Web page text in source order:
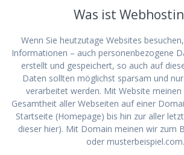
Was ist
Wenn Sie heutzutage Websites
Informationen – auch personenbezogene
erstellt und gespeichert, so auch auf
Daten sollten möglichst sparsam und
verarbeitet werden. Mit Website meinen
Gesamtheit aller Webseiten auf einer
Startseite (Homepage) bis hin zur aller
dieser hier). Mit Domain meinen wir zum
oder musterbeispiel.com.